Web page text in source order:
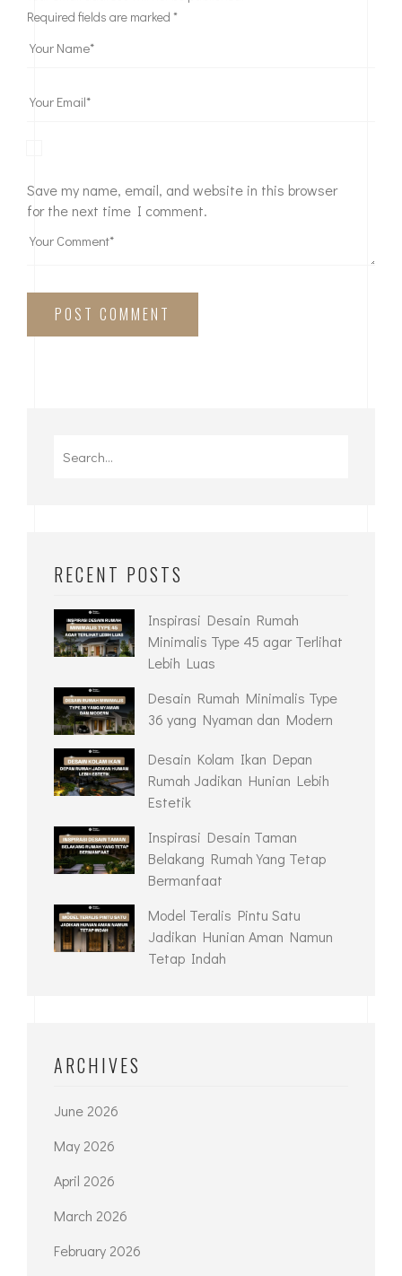
Required fields are marked *
Save my name, email, and website in this browser
for the next time I comment.
POST COMMENT
RECENT POSTS
Inspirasi Desain Rumah
Minimalis Type 45 agar Terlihat
Lebih Luas
Desain Rumah Minimalis Type
36 yang Nyaman dan Modern
Desain Kolam Ikan Depan
Rumah Jadikan Hunian Lebih
Estetik
Inspirasi Desain Taman
Belakang Rumah Yang Tetap
Bermanfaat
Model Teralis Pintu Satu
Jadikan Hunian Aman Namun
Tetap Indah
ARCHIVES
June 2026
May 2026
April 2026
March 2026
February 2026